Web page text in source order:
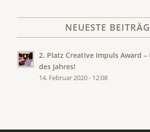
NEUESTE
2. Platz Creative Impuls Award –
des Jahres!
14. Februar 2020 - 12:08